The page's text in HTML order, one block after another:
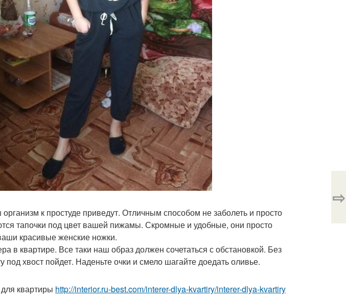
к простуде приведут. Отличным способом не заболеть и просто
тапочки под цвет вашей пижамы. Скромные и удобные, они просто
красивые женские ножки.
в квартире. Все таки наш образ должен сочетаться с обстановкой. Без
под хвост пойдет. Наденьте очки и смело шагайте доедать оливье.
квартиры http://interior.ru-best.com/interer-dlya-kvartiry/interer-dlya-kvartiry
⇨